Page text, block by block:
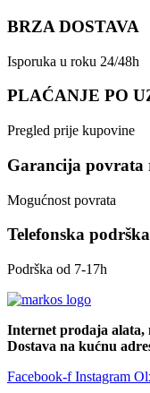
BRZA DOSTAVA
Isporuka u roku 24/48h
PLAĆANJE PO
Pregled prije kupovine
Garancija povrata
Mogućnost povrata
Telefonska podrška
Podrška od 7-17h
Internet prodaja alata,
Dostava na kućnu
Facebook-f Instagram